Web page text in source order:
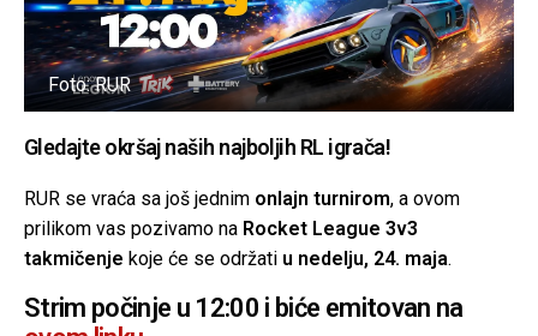
Foto: RUR
Gledajte okršaj naših najboljih RL igrača!
RUR se vraća sa još jednim onlajn turnirom, a ovom
prilikom vas pozivamo na Rocket League 3v3
takmičenje koje će se održati u nedelju, 24. maja.
Strim počinje u 12:00 i biće emitovan na